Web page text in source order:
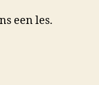
een les.